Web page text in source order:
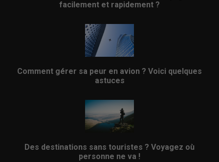
facilement et rapidement ?
Comment gérer sa peur en avion ? Voici quelques
astuces
Des destinations sans touristes ? Voyagez où
personne ne va !